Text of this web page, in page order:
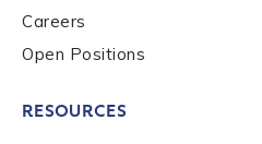
Careers
Open Positions
RESOURCES